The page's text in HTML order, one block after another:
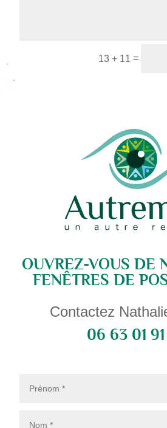
13 + 11 =
Alternative:
OUVREZ-VOUS DE
FENÊTRES DE
Contactez
06 63 01